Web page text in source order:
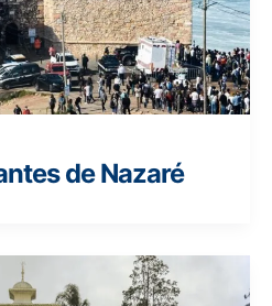
de Nazaré